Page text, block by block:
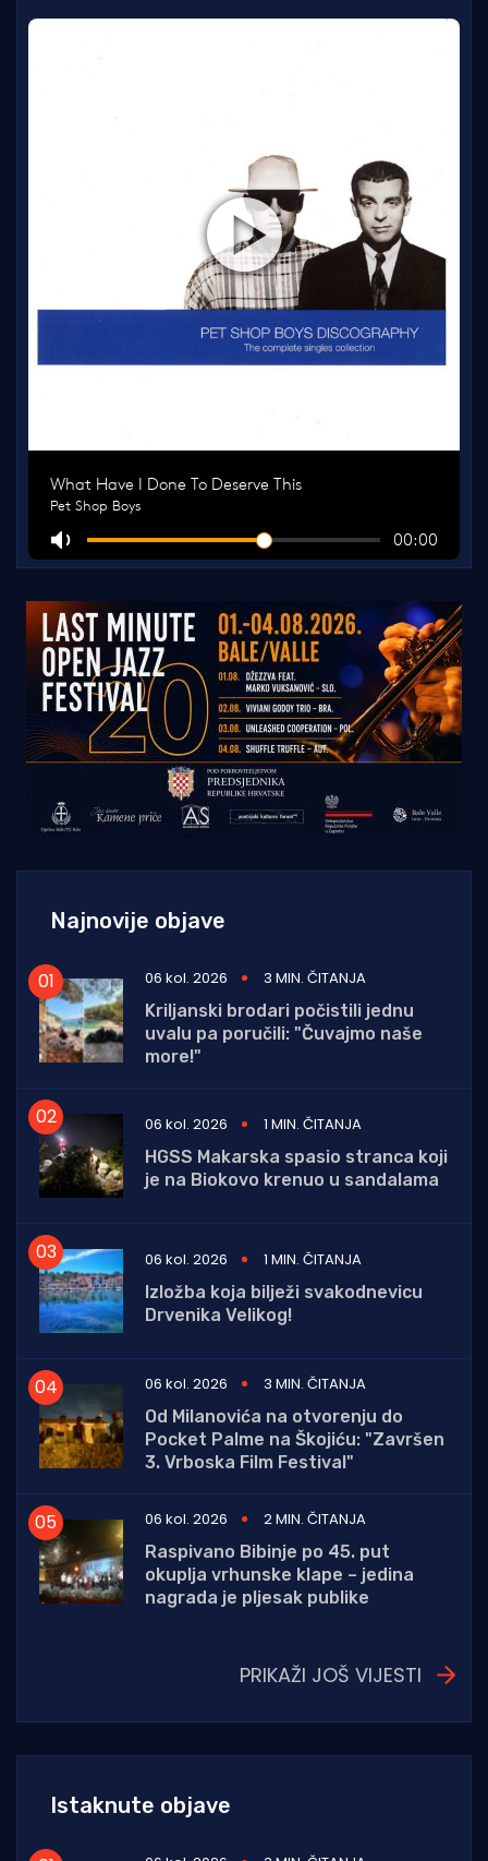
Najnovije objave
06 kol. 2026
3 MIN. ČITANJA
Kriljanski brodari počistili jednu
uvalu pa poručili: "Čuvajmo naše
more!"
06 kol. 2026
1 MIN. ČITANJA
HGSS Makarska spasio stranca koji
je na Biokovo krenuo u sandalama
06 kol. 2026
1 MIN. ČITANJA
Izložba koja bilježi svakodnevicu
Drvenika Velikog!
06 kol. 2026
3 MIN. ČITANJA
Od Milanovića na otvorenju do
Pocket Palme na Škojiću: "Završen
3. Vrboska Film Festival"
06 kol. 2026
2 MIN. ČITANJA
Raspivano Bibinje po 45. put
okuplja vrhunske klape – jedina
nagrada je pljesak publike
PRIKAŽI JOŠ VIJESTI
Istaknute objave